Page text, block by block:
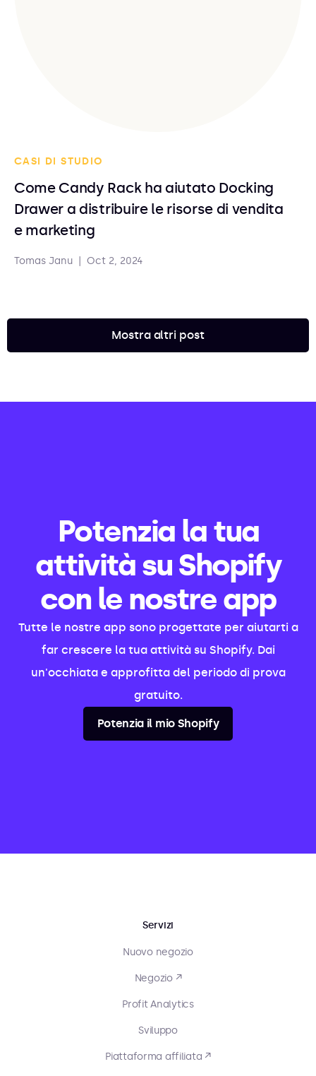
CASI DI STUDIO
Come Candy Rack ha aiutato Docking
Drawer a distribuire le risorse di vendita
e marketing
Tomas Janu Oct 2, 2024
Mostra altri post
Potenzia la tua
attività su Shopify
con le nostre app
Tutte le nostre app sono progettate per aiutarti a
far crescere la tua attività su Shopify. Dai
un'occhiata e approfitta del periodo di prova
gratuito.
Potenzia il mio Shopify
Servizi
Nuovo negozio
Negozio ↗
Profit Analytics
Sviluppo
Piattaforma affiliata ↗